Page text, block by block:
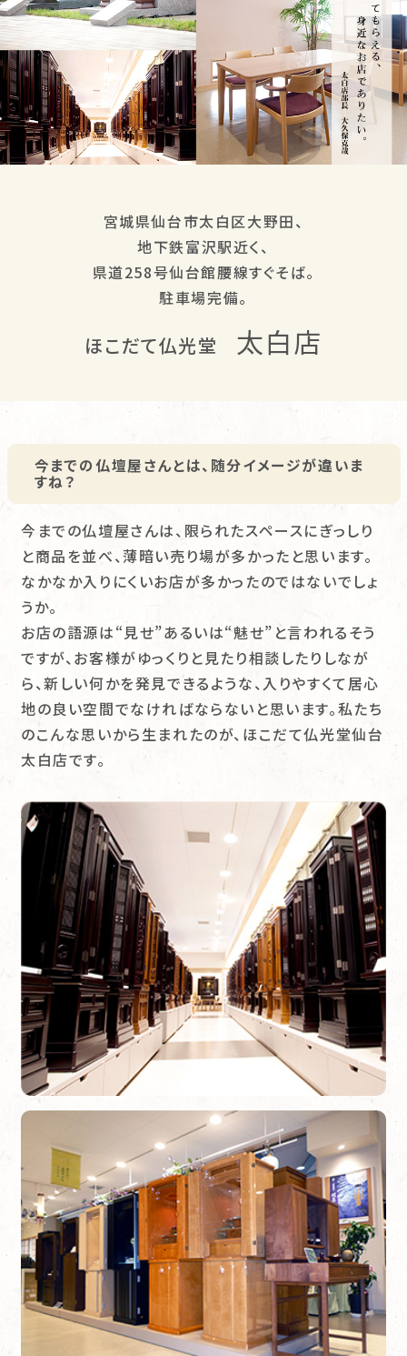
宮城県仙台市太白区大野田、
地下鉄富沢駅近く、
県道258号仙台館腰線すぐそば。
駐車場完備。
ほこだて仏光堂 太白店
今までの仏壇屋さんとは、随分イメージが違いま
すね？
今までの仏壇屋さんは、限られたスペースにぎっしり
と商品を並べ、薄暗い売り場が多かったと思います。
なかなか入りにくいお店が多かったのではないでしょ
うか。
お店の語源は“見せ”あるいは“魅せ”と言われるそう
ですが、お客様がゆっくりと見たり相談したりしなが
ら、新しい何かを発見できるような、入りやすくて居心
地の良い空間でなければならないと思います。私たち
のこんな思いから生まれたのが、ほこだて仏光堂仙台
太白店です。